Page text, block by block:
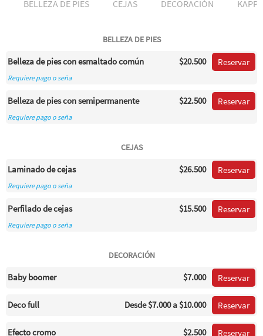
BELLEZA DE PIES CEJAS DECORACIÓN
BELLEZA DE PIES
Belleza de pies con esmaltado común $20.500 Reservar
Requiere pago o seña
Belleza de pies con semipermanente $22.500 Reservar
Requiere pago o seña
CEJAS
Laminado de cejas $26.500 Reservar
Requiere pago o seña
Perfilado de cejas $15.500 Reservar
Requiere pago o seña
DECORACIÓN
Baby boomer $7.000 Reservar
Deco full Desde$7.000a $10.000 Reservar
Efecto cromo $2.500 Reservar